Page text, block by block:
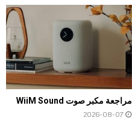
مراجعة مكبر صوت WiiM Sound
2026-08-07